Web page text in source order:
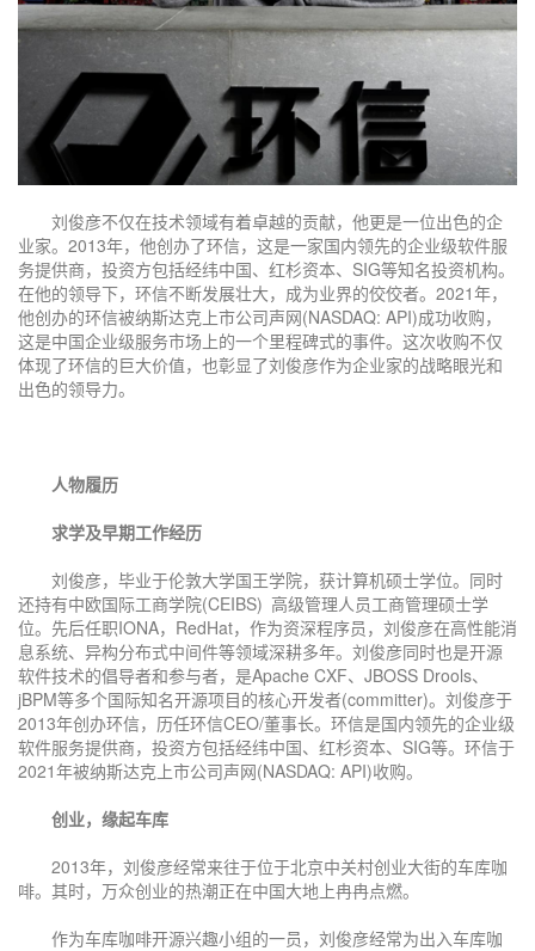
刘俊彦不仅在技术领域有着卓越的贡献，他更是一位出色的企
业家。2013年，他创办了环信，这是一家国内领先的企业级软件服
务提供商，投资方包括经纬中国、红杉资本、SIG等知名投资机构。
在他的领导下，环信不断发展壮大，成为业界的佼佼者。2021年，
他创办的环信被纳斯达克上市公司声网(NASDAQ: API)成功收购，
这是中国企业级服务市场上的一个里程碑式的事件。这次收购不仅
体现了环信的巨大价值，也彰显了刘俊彦作为企业家的战略眼光和
出色的领导力。
人物履历
求学及早期工作经历
刘俊彦，毕业于伦敦大学国王学院，获计算机硕士学位。同时
还持有中欧国际工商学院(CEIBS) 高级管理人员工商管理硕士学
位。先后任职IONA，RedHat，作为资深程序员，刘俊彦在高性能消
息系统、异构分布式中间件等领域深耕多年。刘俊彦同时也是开源
软件技术的倡导者和参与者，是Apache CXF、JBOSS Drools、
jBPM等多个国际知名开源项目的核心开发者(committer)。刘俊彦于
2013年创办环信，历任环信CEO/董事长。环信是国内领先的企业级
软件服务提供商，投资方包括经纬中国、红杉资本、SIG等。环信于
2021年被纳斯达克上市公司声网(NASDAQ: API)收购。
创业，缘起车库
2013年，刘俊彦经常来往于位于北京中关村创业大街的车库咖
啡。其时，万众创业的热潮正在中国大地上冉冉点燃。
作为车库咖啡开源兴趣小组的一员，刘俊彦经常为出入车库咖